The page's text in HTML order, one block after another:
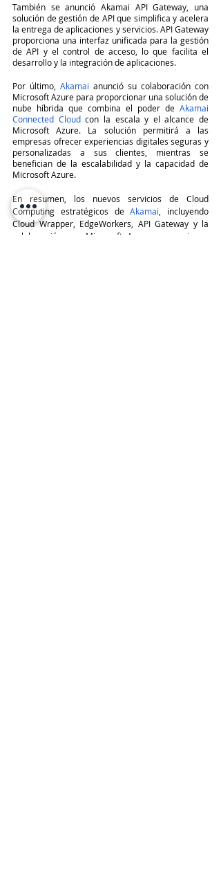
También se anunció Akamai API Gateway, una
solución de gestión de API que simplifica y acelera
la entrega de aplicaciones y servicios. API Gateway
proporciona una interfaz unificada para la gestión
de API y el control de acceso, lo que facilita el
desarrollo y la integración de aplicaciones.
Por último, Akamai anunció su colaboración con
Microsoft Azure para proporcionar una solución de
nube híbrida que combina el poder de Akamai
Connected Cloud con la escala y el alcance de
Microsoft Azure. La solución permitirá a las
empresas ofrecer experiencias digitales seguras y
personalizadas a sus clientes, mientras se
benefician de la escalabilidad y la capacidad de
Microsoft Azure.
En resumen, los nuevos servicios de Cloud
Computing estratégicos de Akamai , incluyendo
Cloud Wrapper, EdgeWorkers, API Gateway y la
colaboración con Microsoft Azure, proporcionan